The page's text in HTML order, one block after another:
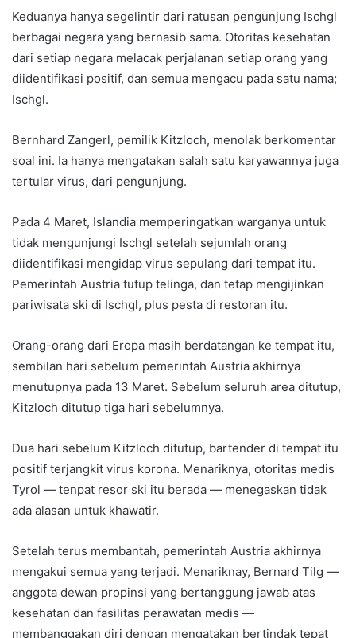
Keduanya hanya segelintir dari ratusan pengunjung Ischgl
berbagai negara yang bernasib sama. Otoritas kesehatan
dari setiap negara melacak perjalanan setiap orang yang
diidentifikasi positif, dan semua mengacu pada satu nama;
Ischgl.
Bernhard Zangerl, pemilik Kitzloch, menolak berkomentar
soal ini. Ia hanya mengatakan salah satu karyawannya juga
tertular virus, dari pengunjung.
Pada 4 Maret, Islandia memperingatkan warganya untuk
tidak mengunjungi Ischgl setelah sejumlah orang
diidentifikasi mengidap virus sepulang dari tempat itu.
Pemerintah Austria tutup telinga, dan tetap mengijinkan
pariwisata ski di Ischgl, plus pesta di restoran itu.
Orang-orang dari Eropa masih berdatangan ke tempat itu,
sembilan hari sebelum pemerintah Austria akhirnya
menutupnya pada 13 Maret. Sebelum seluruh area ditutup,
Kitzloch ditutup tiga hari sebelumnya.
Dua hari sebelum Kitzloch ditutup, bartender di tempat itu
positif terjangkit virus korona. Menariknya, otoritas medis
Tyrol — tenpat resor ski itu berada — menegaskan tidak
ada alasan untuk khawatir.
Setelah terus membantah, pemerintah Austria akhirnya
mengakui semua yang terjadi. Menariknay, Bernard Tilg —
anggota dewan propinsi yang bertanggung jawab atas
kesehatan dan fasilitas perawatan medis —
membanggakan diri dengan mengatakan bertindak tepat